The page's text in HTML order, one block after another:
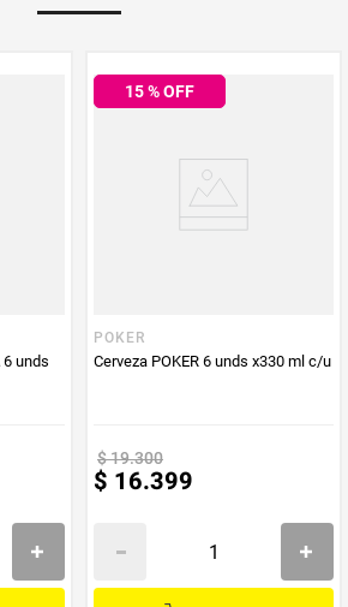
6 unds
15% OFF
POKER
Cerveza POKER 6 unds x330 ml c/u
$19.300
$ 16.399